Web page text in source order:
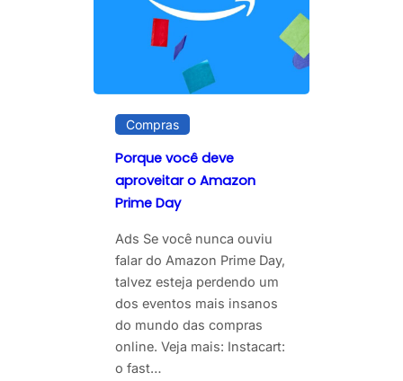
Compras
Porque você deve
aproveitar o Amazon
Prime Day
Ads Se você nunca ouviu
falar do Amazon Prime Day,
talvez esteja perdendo um
dos eventos mais insanos
do mundo das compras
online. Veja mais: Instacart:
o fast…